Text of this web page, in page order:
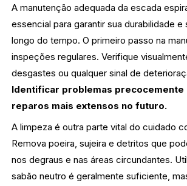
A manutenção adequada da escada
essencial para garantir sua durabilidade e
longo do tempo. O primeiro passo na
inspeções regulares. Verifique
desgastes ou qualquer sinal de
Identificar problemas precocemente
reparos mais extensos no futuro.
A limpeza é outra parte vital do cuidado
Remova poeira, sujeira e detritos que
nos degraus e nas áreas circundantes.
sabão neutro é geralmente suficiente,